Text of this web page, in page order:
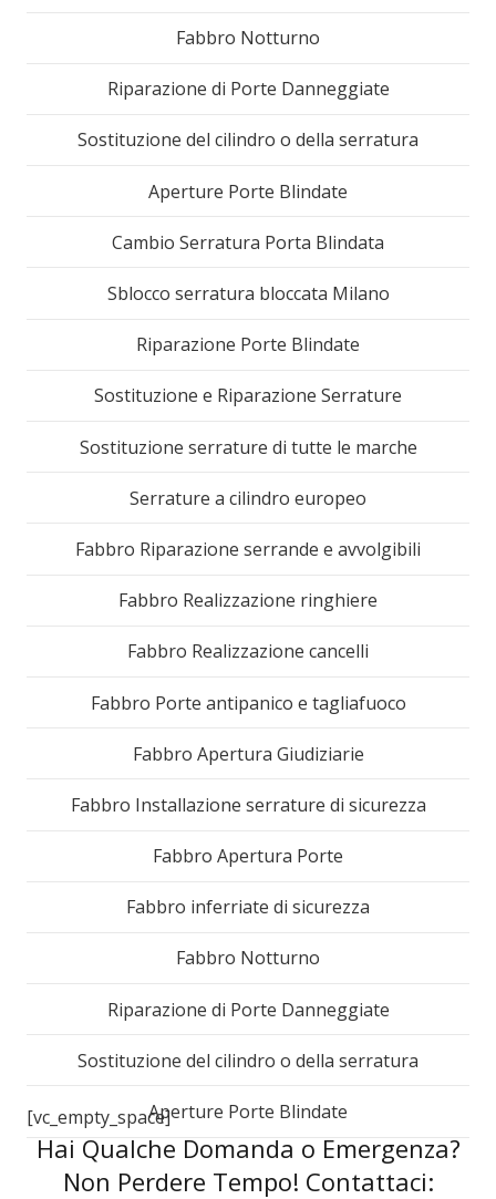
Fabbro Notturno
Riparazione di Porte Danneggiate
Sostituzione del cilindro o della serratura
Aperture Porte Blindate
Cambio Serratura Porta Blindata
Sblocco serratura bloccata Milano
Riparazione Porte Blindate
Sostituzione e Riparazione Serrature
Sostituzione serrature di tutte le marche
Serrature a cilindro europeo
Fabbro Riparazione serrande e avvolgibili
Fabbro Realizzazione ringhiere
Fabbro Realizzazione cancelli
Fabbro Porte antipanico e tagliafuoco
Fabbro Apertura Giudiziarie
Fabbro Installazione serrature di sicurezza
Fabbro Apertura Porte
Fabbro inferriate di sicurezza
Fabbro Notturno
Riparazione di Porte Danneggiate
Sostituzione del cilindro o della serratura
Aperture Porte Blindate
[vc_empty_space]
Hai Qualche Domanda o Emergenza?
Non Perdere Tempo! Contattaci: